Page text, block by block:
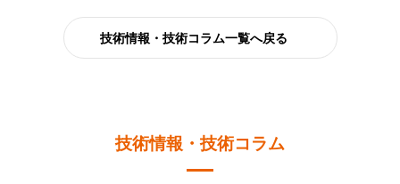
技術情報・技術コラム一覧へ戻る
技術情報・技術コラム